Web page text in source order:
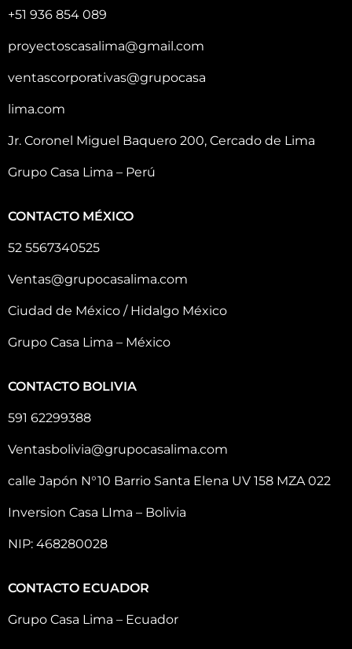
+51 936 854 089
proyectoscasalima@gmail.com
ventascorporativas@grupocasa
lima.com
Jr. Coronel Miguel Baquero 200, Cercado de Lima
Grupo Casa Lima – Perú
CONTACTO MÉXICO
52 5567340525
Ventas@grupocasalima.com
Ciudad de México / Hidalgo México
Grupo Casa Lima – México
CONTACTO BOLIVIA
591 62299388
Ventasbolivia@grupocasalima.com
calle Japón N°10 Barrio Santa Elena UV 158 MZA 022
Inversion Casa LIma – Bolivia
NIP: 468280028
CONTACTO ECUADOR
Grupo Casa Lima – Ecuador